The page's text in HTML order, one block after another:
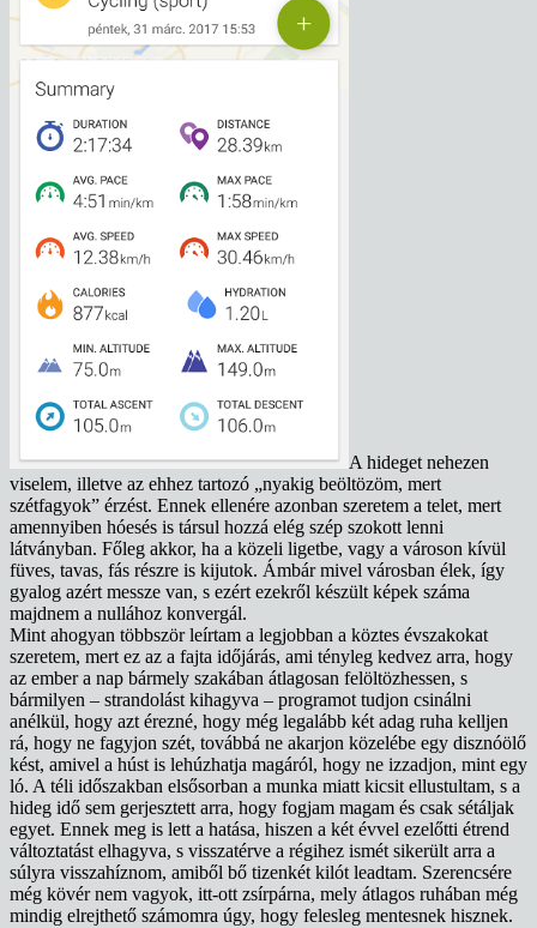
A hideget nehezen
viselem, illetve az ehhez tartozó „nyakig beöltözöm, mert
szétfagyok” érzést. Ennek ellenére azonban szeretem a telet, mert
amennyiben hóesés is társul hozzá elég szép szokott lenni
látványban. Főleg akkor, ha a közeli ligetbe, vagy a városon kívül
füves, tavas, fás részre is kijutok. Ámbár mivel városban élek, így
gyalog azért messze van, s ezért ezekről készült képek száma
majdnem a nullához konvergál.
Mint ahogyan többször leírtam a legjobban a köztes évszakokat
szeretem, mert ez az a fajta időjárás, ami tényleg kedvez arra, hogy
az ember a nap bármely szakában átlagosan felöltözhessen, s
bármilyen – strandolást kihagyva – programot tudjon csinálni
anélkül, hogy azt érezné, hogy még legalább két adag ruha kelljen
rá, hogy ne fagyjon szét, továbbá ne akarjon közelébe egy disznóölő
kést, amivel a húst is lehúzhatja magáról, hogy ne izzadjon, mint egy
ló. A téli időszakban elsősorban a munka miatt kicsit ellustultam, s a
hideg idő sem gerjesztett arra, hogy fogjam magam és csak sétáljak
egyet. Ennek meg is lett a hatása, hiszen a két évvel ezelőtti étrend
változtatást elhagyva, s visszatérve a régihez ismét sikerült arra a
súlyra visszahíznom, amiből bő tizenkét kilót leadtam. Szerencsére
még kövér nem vagyok, itt-ott zsírpárna, mely átlagos ruhában még
mindig elrejthető számomra úgy, hogy felesleg mentesnek hisznek.